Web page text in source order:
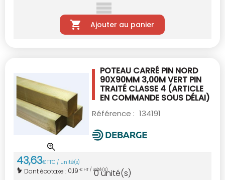
Ajouter au panier
POTEAU CARRÉ PIN NORD
90X90MM 3,00M VERT PIN
TRAITÉ CLASSE 4 (ARTICLE
EN COMMANDE SOUS DÉLAI)
Référence : 134191
43,63€TTC / unité(s)
Dont écotaxe : 0,19 € HT / unité(s)
0unité(s)